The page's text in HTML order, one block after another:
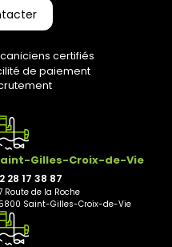
10 kg :
faisons appel au
sous 3 à 10 jours
ends et jours fériés)
Générales de Vente
charge, sauf en cas
n'hésitez pas à
par e-mail à
certifiés
de paiement
Gilles-Croix-de-Vie
28 17 38 87
Route de la Roche
Saint-Gilles-Croix-de-Vie